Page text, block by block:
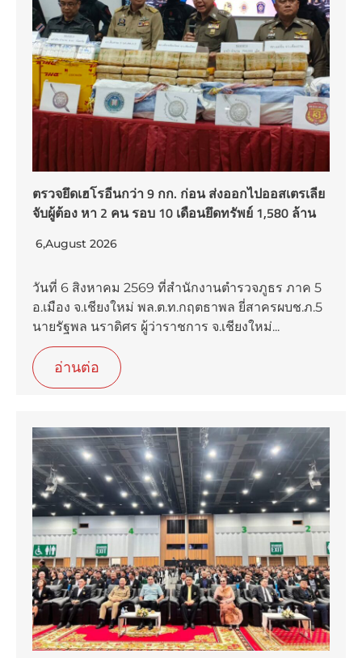
ตรวจยึดเฮโรอีนกว่า 9 กก. ก่อน ส่งออกไปออสเตรเลีย
จับผู้ต้อง หา 2 คน รอบ 10 เดือนยึดทรัพย์ 1,580 ล้าน
6,August 2026
วันที่ 6 สิงหาคม 2569 ที่สำนักงานตำรวจภูธร ภาค 5
อ.เมือง จ.เชียงใหม่ พล.ต.ท.กฤตธาพล ยี่สาครผบช.ภ.5
นายรัฐพล นราดิศร ผู้ว่าราชการ จ.เชียงใหม่...
อ่านต่อ